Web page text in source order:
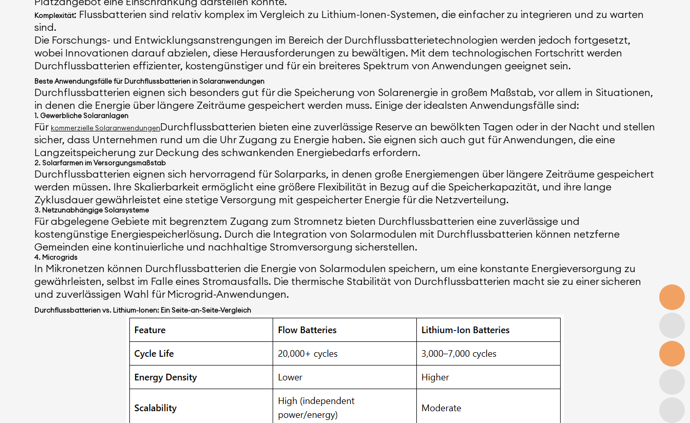
Komplexität: Flussbatterien sind relativ komplex im Vergleich zu Lithium-Ionen-Systemen, die einfacher zu integrieren und zu warten
sind.
Die Forschungs- und Entwicklungsanstrengungen im Bereich der Durchflussbatterietechnologien werden jedoch fortgesetzt,
wobei Innovationen darauf abzielen, diese Herausforderungen zu bewältigen. Mit dem technologischen Fortschritt werden
Durchflussbatterien effizienter, kostengünstiger und für ein breiteres Spektrum von Anwendungen geeignet sein.
Beste Anwendungsfälle für Durchflussbatterien in Solaranwendungen
Durchflussbatterien eignen sich besonders gut für die Speicherung von Solarenergie in großem Maßstab, vor allem in Situationen,
in denen die Energie über längere Zeiträume gespeichert werden muss. Einige der idealsten Anwendungsfälle sind:
1. Gewerbliche Solaranlagen
Für kommerzielle SolaranwendungenDurchflussbatterien bieten eine zuverlässige Reserve an bewölkten Tagen oder in der Nacht und stellen
sicher, dass Unternehmen rund um die Uhr Zugang zu Energie haben. Sie eignen sich auch gut für Anwendungen, die eine
Langzeitspeicherung zur Deckung des schwankenden Energiebedarfs erfordern.
2. Solarfarmen im Versorgungsmaßstab
Durchflussbatterien eignen sich hervorragend für Solarparks, in denen große Energiemengen über längere Zeiträume gespeichert
werden müssen. Ihre Skalierbarkeit ermöglicht eine größere Flexibilität in Bezug auf die Speicherkapazität, und ihre lange
Zyklusdauer gewährleistet eine stetige Versorgung mit gespeicherter Energie für die Netzverteilung.
3. Netzunabhängige Solarsysteme
Für abgelegene Gebiete mit begrenztem Zugang zum Stromnetz bieten Durchflussbatterien eine zuverlässige und
kostengünstige Energiespeicherlösung. Durch die Integration von Solarmodulen mit Durchflussbatterien können netzferne
Gemeinden eine kontinuierliche und nachhaltige Stromversorgung sicherstellen.
4. Microgrids
In Mikronetzen können Durchflussbatterien die Energie von Solarmodulen speichern, um eine konstante Energieversorgung zu
gewährleisten, selbst im Falle eines Stromausfalls. Die thermische Stabilität von Durchflussbatterien macht sie zu einer sicheren
und zuverlässigen Wahl für Microgrid-Anwendungen.
Durchflussbatterien vs. Lithium-Ionen: Ein Seite-an-Seite-Vergleich